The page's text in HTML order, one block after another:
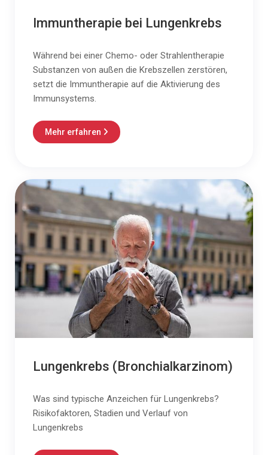
Immuntherapie bei Lungenkrebs
Während bei einer Chemo- oder Strahlentherapie
Substanzen von außen die Krebszellen zerstören,
setzt die Immuntherapie auf die Aktivierung des
Immunsystems.
Mehr erfahren 
Lungenkrebs (Bronchialkarzinom)
Was sind typische Anzeichen für Lungenkrebs?
Risikofaktoren, Stadien und Verlauf von
Lungenkrebs